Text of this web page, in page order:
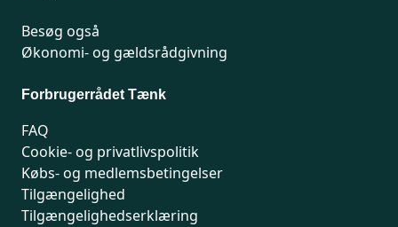
Besøg også
Økonomi- og gældsrådgivning
Forbrugerrådet Tænk
FAQ
Cookie- og privatlivspolitik
Købs- og medlemsbetingelser
Tilgængelighed
Tilgængelighedserklæring